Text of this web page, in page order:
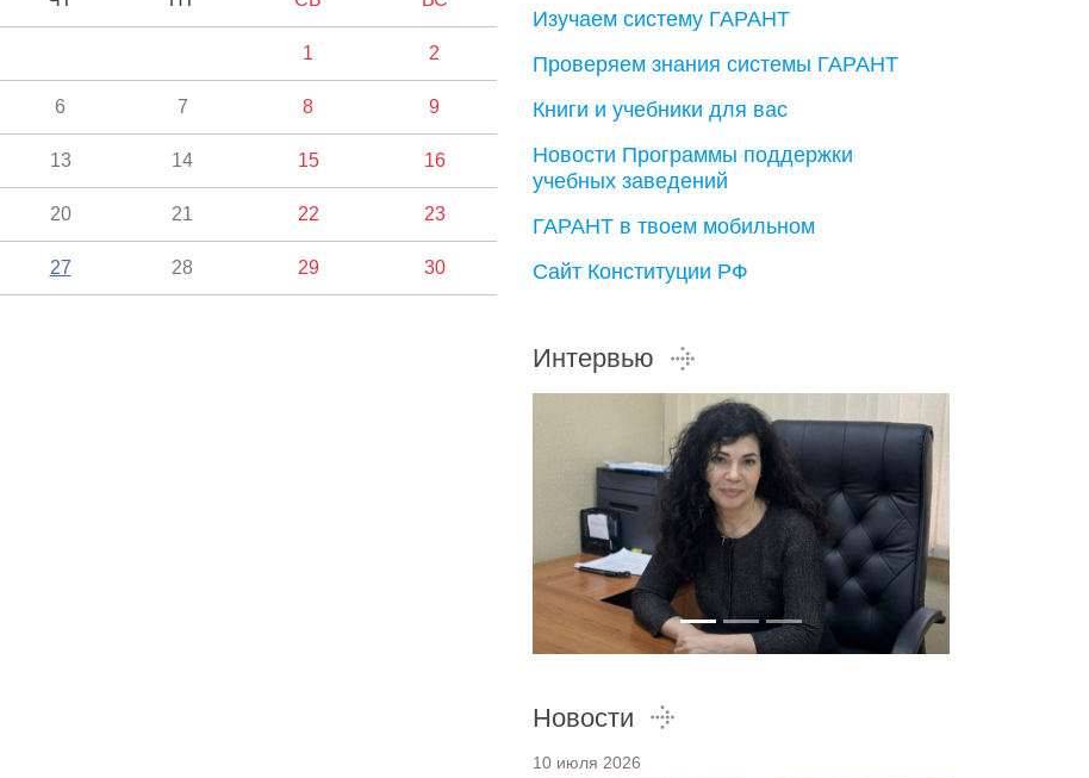
1 2
6 7 8 9
13 14 15 16
20 21 22 23
27 28 29 30
Изучаем систему ГАРАНТ
Проверяем знания системы ГАРАНТ
Книги и учебники для вас
Новости Программы поддержки
учебных заведений
ГАРАНТ в твоем мобильном
Сайт Конституции РФ
Интервью
Новости
10 июля 2026